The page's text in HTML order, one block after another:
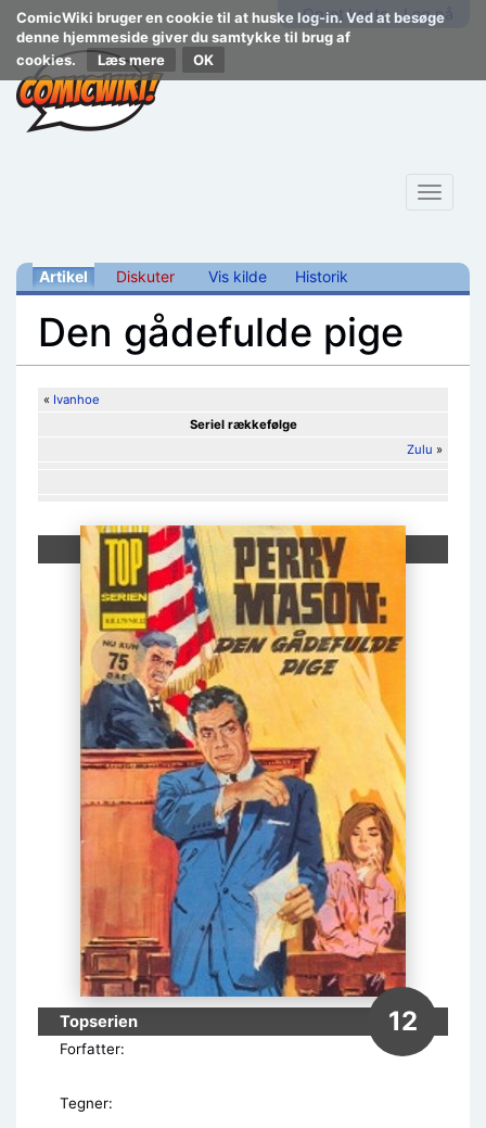
ComicWiki bruger en cookie til at huske log-in. Ved at besøge
denne hjemmeside giver du samtykke til brug af
cookies.
Læs mere
Opret konto Log på
Toggle
Artikel Diskuter Vis kilde Historik
Den gådefulde pige
« Ivanhoe
Seriel rækkefølge
Zulu »
Topserien 12
Forfatter:
Tegner: